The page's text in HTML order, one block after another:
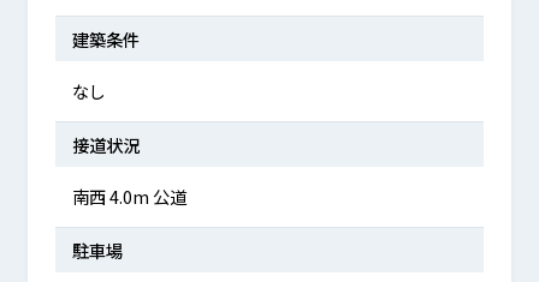
建築条件
なし
接道状況
南西 4.0m 公道
駐車場